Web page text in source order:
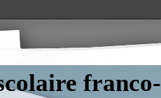
franco-